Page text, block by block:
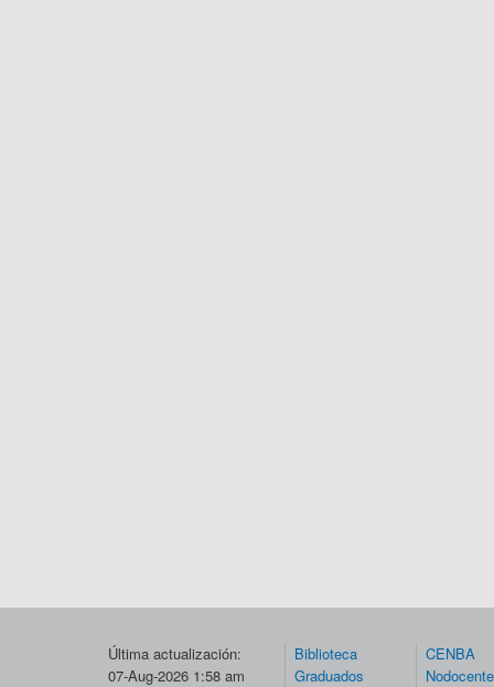
Última actualización:
07-Aug-2026 1:58 am
Biblioteca
Graduados
CENBA